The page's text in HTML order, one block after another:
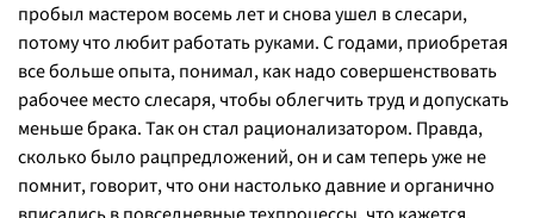
пробыл мастером восемь лет и снова ушел в слесари,
потому что любит работать руками. С годами, приобретая
все больше опыта, понимал, как надо совершенствовать
рабочее место слесаря, чтобы облегчить труд и допускать
меньше брака. Так он стал рационализатором. Правда,
сколько было рацпредложений, он и сам теперь уже не
помнит, говорит, что они настолько давние и органично